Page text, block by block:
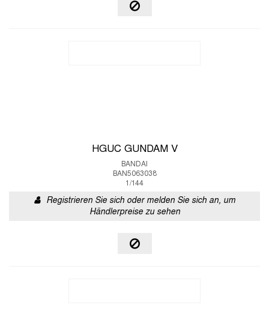
HGUC GUNDAM V
BANDAI
BAN5063038
1/144
Registrieren Sie sich oder melden Sie sich an, um
Händlerpreise zu sehen